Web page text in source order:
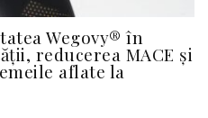
Wegovy® în
reducerea MACE și
aflate la